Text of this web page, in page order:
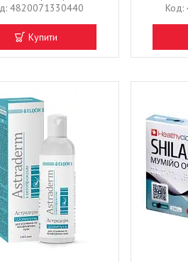
4820071330440
Купити